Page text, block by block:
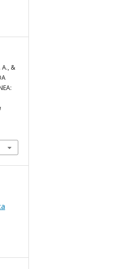
A., &